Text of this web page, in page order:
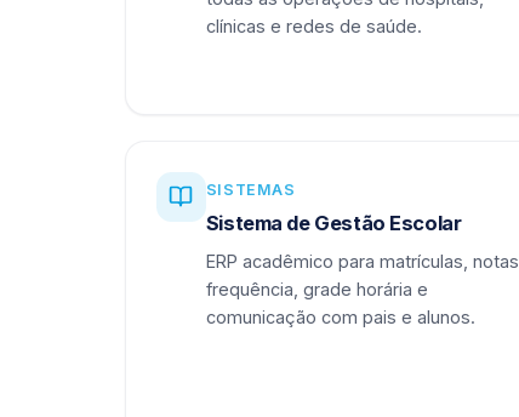
clínicas e redes de saúde.
SISTEMAS
Sistema de Gestão Escolar
ERP acadêmico para matrículas, notas,
frequência, grade horária e
comunicação com pais e alunos.